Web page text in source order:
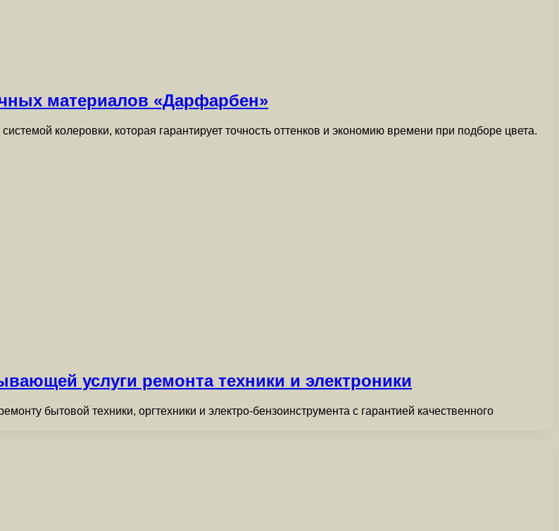
материалов «Дарфарбен»
колеровки, которая гарантирует точность оттенков и экономию времени при подборе цвета.
услуги ремонта техники и электроники
бытовой техники, оргтехники и электро-бензоинструмента с гарантией качественного